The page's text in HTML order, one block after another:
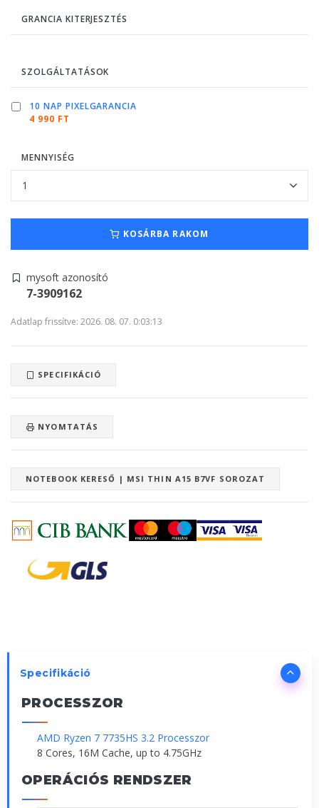
GRANCIA KITERJESZTÉS
SZOLGÁLTATÁSOK
10 NAP PIXELGARANCIA
4 990 FT
MENNYISÉG
KOSÁRBA RAKOM
mysoft azonosító
7-3909162
Adatlap frissítve: 2026. 08. 07. 0:03:13
SPECIFIKÁCIÓ
NYOMTATÁS
NOTEBOOK KERESŐ | MSI THIN A15 B7VF SOROZAT
Specifikáció
PROCESSZOR
AMD Ryzen 7 7735HS 3.2 Processzor
8 Cores, 16M Cache, up to 4.75GHz
OPERÁCIÓS RENDSZER